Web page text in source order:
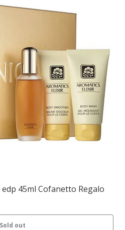
45ml Cofanetto Regalo
Sold out